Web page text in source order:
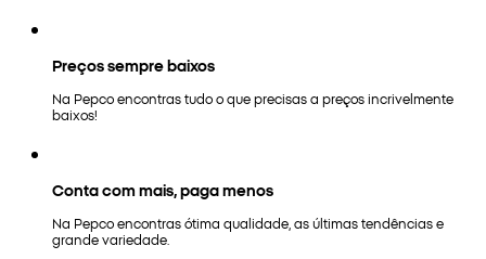
Preços sempre baixos
Na Pepco encontras tudo o que precisas a preços incrivelmente
baixos!
Conta com mais, paga menos
Na Pepco encontras ótima qualidade, as últimas tendências e
grande variedade.